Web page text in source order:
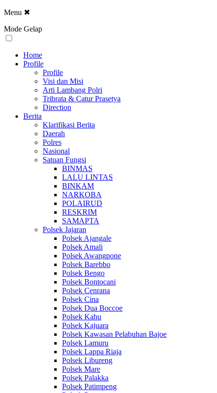
Menu ✖
Mode Gelap
Home
Profile
Profile
Visi dan Misi
Arti Lambang Polri
Tribrata & Catur Prasetya
Direction
Berita
Klarifikasi Berita
Daerah
Polres
Nasional
Satuan Fungsi
BINMAS
LALU LINTAS
BINKAM
NARKOBA
POLAIRUD
RESKRIM
SAMAPTA
Polsek Jajaran
Polsek Ajangale
Polsek Amali
Polsek Awangpone
Polsek Barebbo
Polsek Bengo
Polsek Bontocani
Polsek Cenrana
Polsek Cina
Polsek Dua Boccoe
Polsek Kahu
Polsek Kajuara
Polsek Kawasan Pelabuhan Bajoe
Polsek Lamuru
Polsek Lappa Riaja
Polsek Libureng
Polsek Mare
Polsek Palakka
Polsek Patimpeng